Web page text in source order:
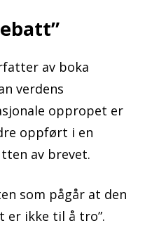
av boka
verdens
oppropet er
oppført i en
av brevet.
som pågår at den
er ikke til å tro”.